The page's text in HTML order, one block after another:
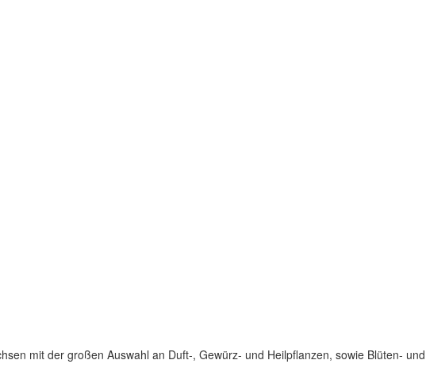
mit der großen Auswahl an Duft-, Gewürz- und Heilpflanzen, sowie Blüten-